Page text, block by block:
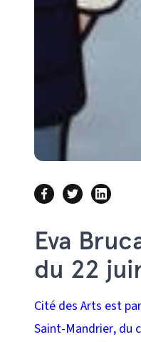
Eva
du 22
Cité des Arts est
Saint-Mandrier, du